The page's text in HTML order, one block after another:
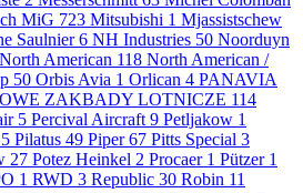
MiG 723 Mitsubishi 1 Mjassistschew
Saulnier6 NH Industries 50 Noorduyn
North American 118 North American /
50 Orbis Avia 1 Orlican 4 PANAVIA
ZAKBADY LOTNICZE 114
5 Percival Aircraft 9 Petljakow 1
5 Pilatus 49 Piper67 Pitts Special 3
27 Potez Heinkel 2 Procaer 1 Pützer 1
1 RWD 3 Republic 30 Robin 11